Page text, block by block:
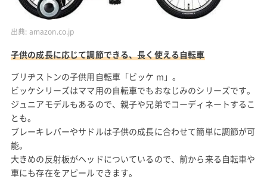
出典: amazon.co.jp
子供の成長に応じて調節できる、長く使える自転車
ブリヂストンの子供用自転車「ビッケ m」。
ビッケシリーズはママ用の自転車でもおなじみのシリーズです。
ジュニアモデルもあるので、親子や兄弟でコーディネートするこ
とも。
ブレーキレバーやサドルは子供の成長に合わせて簡単に調節が可
能。
大きめの反射板がヘッドについているので、前から来る自転車や
車にも存在をアピールできます。